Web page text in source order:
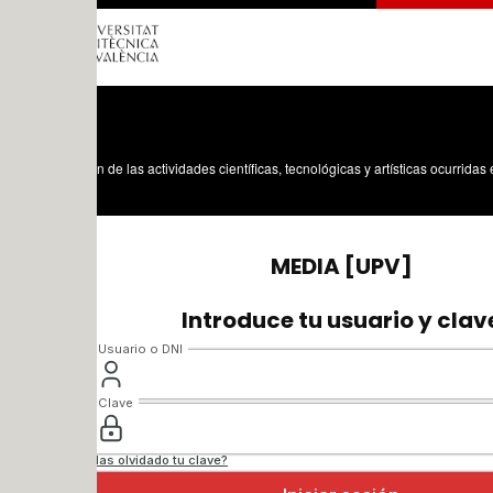
de las actividades científicas, tecnológicas y artísticas ocurridas en los tres